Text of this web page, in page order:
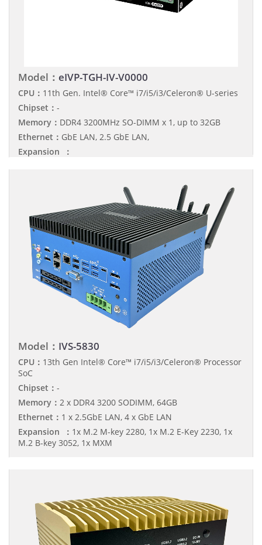
Model： eIVP-TGH-IV-V0000
CPU： 11th Gen. Intel® Core™ i7/i5/i3/Celeron® U-series
Chipset： -
Memory： DDR4 3200MHz SO-DIMM x 1, up to 32GB
Ethernet： GbE LAN, 2.5 GbE LAN,
Expansion ：
Model： IVS-5830
CPU： 13th Gen Intel® Core™ i7/i5/i3/Celeron® Processor
SoC
Chipset： -
Memory： 2 x DDR4 3200 SODIMM, 64GB
Ethernet： 1 x 2.5GbE LAN, 4 x GbE LAN
Expansion ： 1x M.2 M-key 2280, 1x M.2 E-Key 2230, 1x
M.2 B-key 3052, 1x MXM